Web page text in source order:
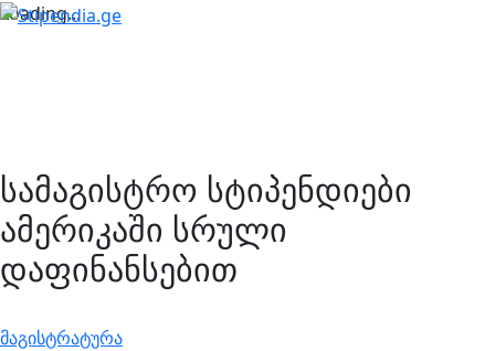
Loading...
სამაგისტრო სტიპენდიები
ამერიკაში სრული
დაფინანსებით
მაგისტრატურა